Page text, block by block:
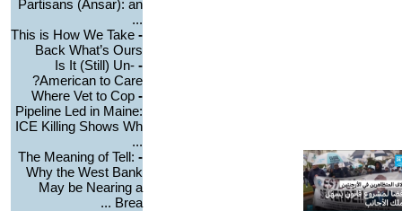
Partisans (Ansar): an
...
-
This is How We Take
Back What’s Ours
-
Is It (Still) Un-
American to Care?
-
Where Vet to Cop
Pipeline Led in Maine:
ICE Killing Shows Wh
...
-
The Meaning of Tell:
Why the West Bank
May be Nearing a
Brea ...